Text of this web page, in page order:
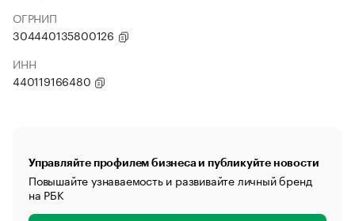
ОГРНИП
304440135800126
ИНН
440119166480
Управляйте профилем бизнеса и публикуйте новости
Повышайте узнаваемость и развивайте личный бренд
на РБК